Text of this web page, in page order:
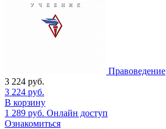
Правоведение
3 224 руб.
3 224 руб.
В корзину
1 289 руб. Онлайн доступ
Ознакомиться